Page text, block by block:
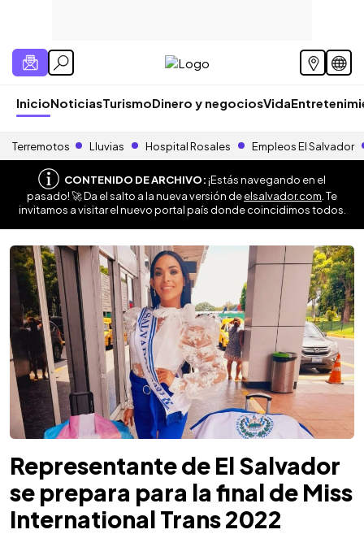
InicioNoticiasTurismoDinero y negociosVida
Terremotos Lluvias Hospital Rosales Empleos El Salvador
CONTENIDO DE ARCHIVO:¡Estás navegando en el
pasado! 🚀 Da el salto a la nueva versión deelsalvador.com . Te
invitamos a visitar el nuevo portal país donde coincidimos todos.
Representante de El Salvador
se prepara para la final de Miss
International Trans 2022